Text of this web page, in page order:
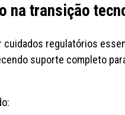
na transição
regulatórios
suporte completo